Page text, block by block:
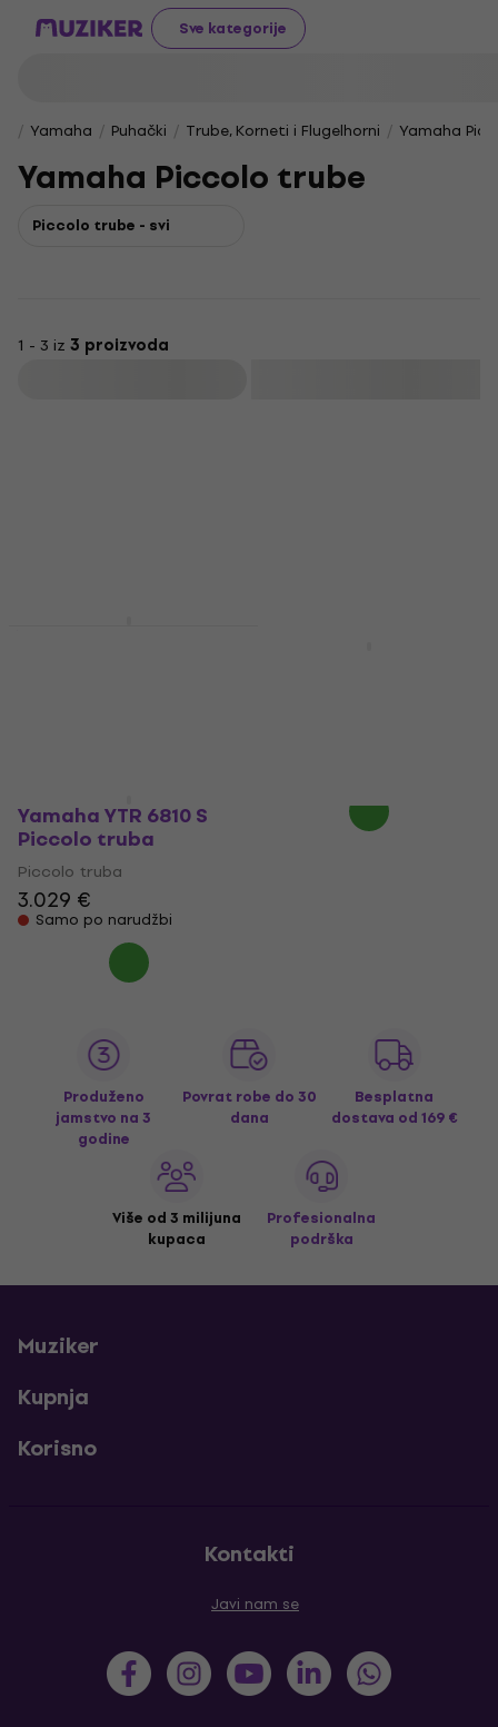
Sve kategorije
Yamaha Puhački Trube, Korneti i Flugelhorni Yamaha
Yamaha Piccolo trube
Piccolo trube - svi
1 - 3 iz 3 proizvoda
Yamaha YTR 6810 S
Piccolo truba
Piccolo truba
3.029 €
Samo po narudžbi
Produženo
jamstvo na 3
godine
Povrat robe do 30
dana
Besplatna
dostava od 169 €
Više od 3 milijuna
kupaca
Profesionalna
podrška
Muziker
Kupnja
Korisno
Kontakti
Javi nam se